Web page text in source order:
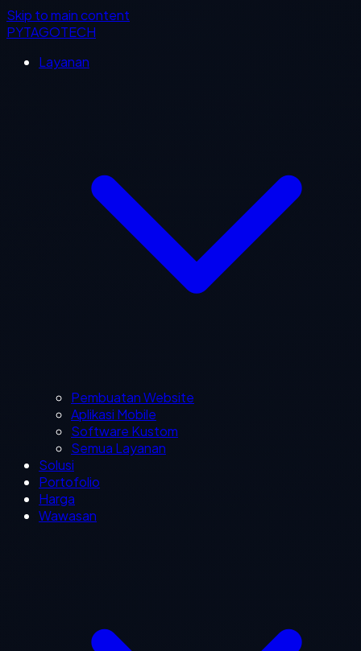
Skip to main content
PYTAGOTECH
Layanan
Pembuatan Website
Aplikasi Mobile
Software Kustom
Semua Layanan
Solusi
Portofolio
Harga
Wawasan